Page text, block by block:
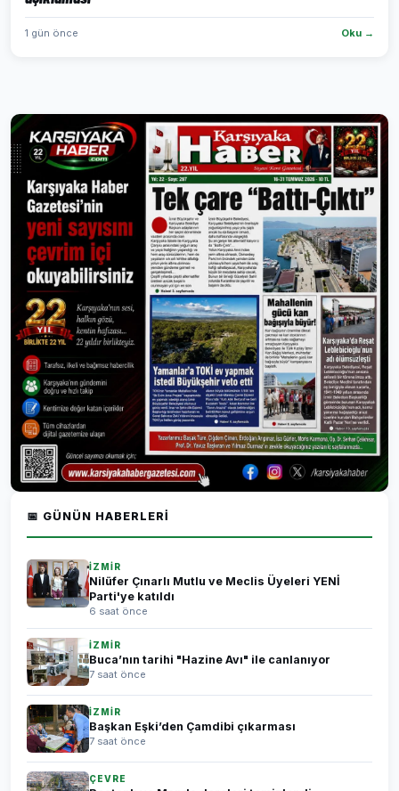
1 gün önce Oku →
📅 GÜNÜN HABERLERI
İZMİR
Nilüfer Çınarlı Mutlu ve Meclis Üyeleri YENİ
Parti'ye katıldı
6 saat önce
İZMİR
Buca’nın tarihi "Hazine Avı" ile canlanıyor
7 saat önce
İZMİR
Başkan Eşki’den Çamdibi çıkarması
7 saat önce
ÇEVRE